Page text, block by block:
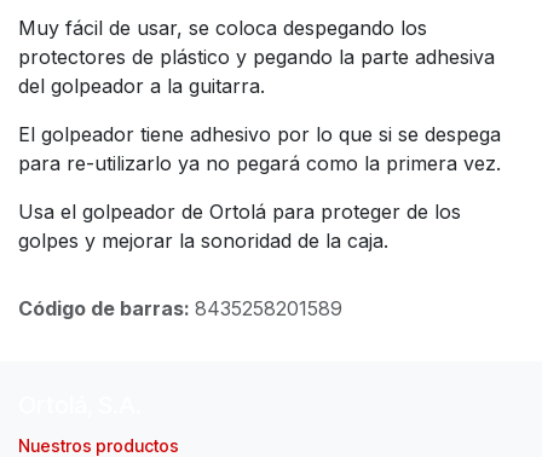
Muy fácil de usar, se coloca despegando los
protectores de plástico y pegando la parte adhesiva
del golpeador a la guitarra.
El golpeador tiene adhesivo por lo que si se despega
para re-utilizarlo ya no pegará como la primera vez.
Usa el golpeador de Ortolá para proteger de los
golpes y mejorar la sonoridad de la caja.
Código de barras: 8435258201589
Nuestros productos